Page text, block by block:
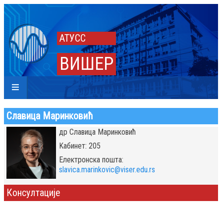
АТУСС
ВИШЕР
Славица Маринковић
др Славица Маринковић
Kабинет: 205
Eлектронска пошта:
slavica.marinkovic@viser.edu.rs
Консултације